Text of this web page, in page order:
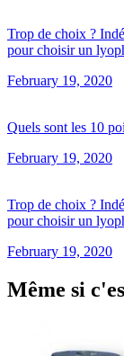
Trop de choix ?
pour choisir un
February 19, 2020
Quels sont les 10
February 19, 2020
Trop de choix ?
pour choisir un
February 19, 2020
Même si